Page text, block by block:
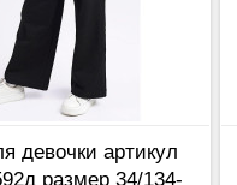
девочки артикул
размер 34/134-